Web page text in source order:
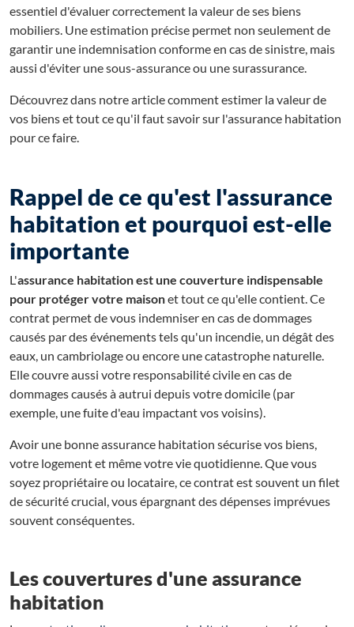
essentiel d'évaluer correctement la valeur de ses biens
mobiliers. Une estimation précise permet non seulement de
garantir une indemnisation conforme en cas de sinistre, mais
aussi d'éviter une sous-assurance ou une surassurance.
Découvrez dans notre article comment estimer la valeur de
vos biens et tout ce qu'il faut savoir sur l'assurance habitation
pour ce faire.
Rappel de ce qu'est l'assurance
habitation et pourquoi est-elle
importante
L'assurance habitation est une couverture indispensable
pour protéger votre maisonet tout ce qu'elle contient. Ce
contrat permet de vous indemniser en cas de dommages
causés par des événements tels qu'un incendie, un dégât des
eaux, un cambriolage ou encore une catastrophe naturelle.
Elle couvre aussi votre responsabilité civile en cas de
dommages causés à autrui depuis votre domicile (par
exemple, une fuite d'eau impactant vos voisins).
Avoir une bonne assurance habitation sécurise vos biens,
votre logement et même votre vie quotidienne. Que vous
soyez propriétaire ou locataire, ce contrat est souvent un filet
de sécurité crucial, vous épargnant des dépenses imprévues
souvent conséquentes.
Les couvertures d'une assurance
habitation